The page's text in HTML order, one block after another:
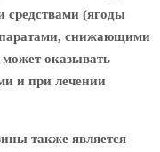
средствами (ягоды
снижающими
может оказывать
и при лечении
также является